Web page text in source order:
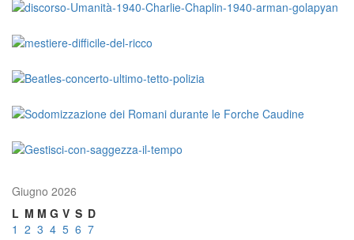
Giugno 2026
L M M G V S D
1 2 3 4 5 6 7